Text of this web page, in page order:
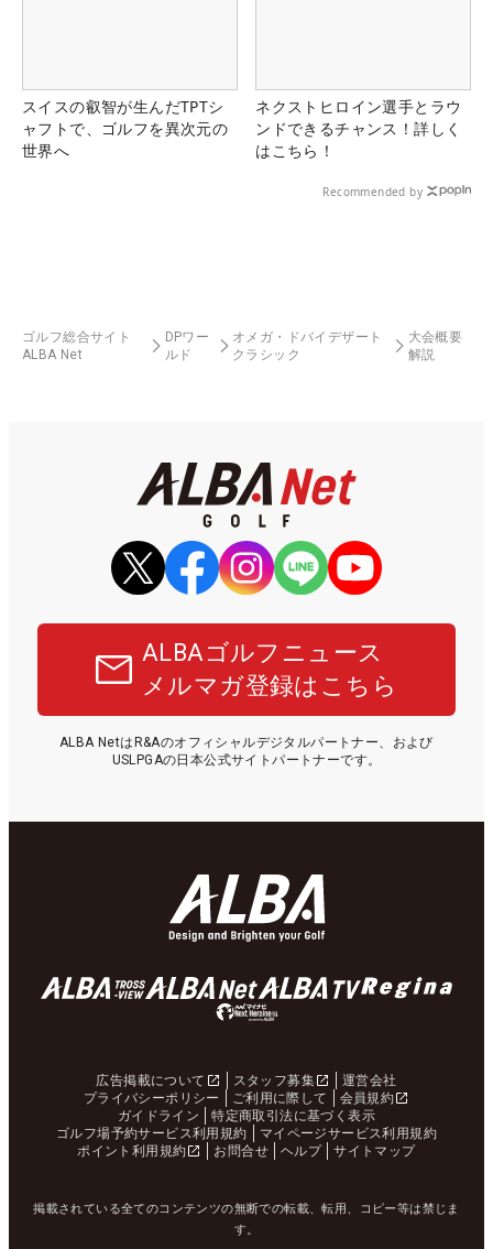
スイスの叡智が生んだTPTシ
ャフトで、ゴルフを異次元の
世界へ
ネクストヒロイン選手とラウ
ンドできるチャンス！詳しく
はこちら！
Recommended by
ゴルフ総合サイト
ALBA Net
DPワー
ルド
オメガ・ドバイデザート
クラシック
大会概要
解説
ALBAゴルフニュース
メルマガ登録はこちら
ALBA NetはR&Aのオフィシャルデジタルパートナー、および
USLPGAの日本公式サイトパートナーです。
広告掲載について スタッフ募集
運営会社
プライバシーポリシー
ご利用に際して
会員規約
ガイドライン
特定商取引法に基づく表示
ゴルフ場予約サービス利用規約
マイページサービス利用規約
ポイント利用規約
お問合せ ヘルプ サイトマップ
掲載されている全てのコンテンツの無断での転載、転用、コピー等は禁じま
す。